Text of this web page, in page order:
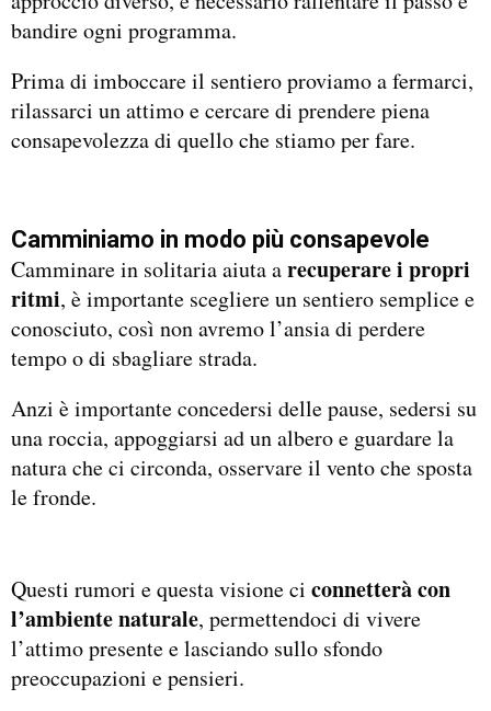
bandire ogni programma.
Prima di imboccare il sentiero proviamo a fermarci,
rilassarci un attimo e cercare di prendere piena
consapevolezza di quello che stiamo per fare.
Camminiamo in modo più consapevole
Camminare in solitaria aiuta arecuperare i propri
ritmi, è importante scegliere un sentiero semplice e
conosciuto, così non avremo l’ansia di perdere
tempo o di sbagliare strada.
Anzi è importante concedersi delle pause, sedersi su
una roccia, appoggiarsi ad un albero e guardare la
natura che ci circonda, osservare il vento che sposta
le fronde.
Questi rumori e questa visione ci connetterà con
l’ambiente naturale, permettendoci di vivere
l’attimo presente e lasciando sullo sfondo
preoccupazioni e pensieri.